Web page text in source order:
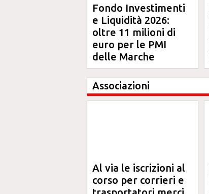
Fondo Investimenti
e Liquidità 2026:
oltre 11 milioni di
euro per le PMI
delle Marche
Associazioni
Al via le iscrizioni al
corso per corrieri e